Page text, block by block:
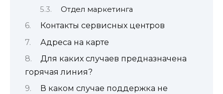
Отдел маркетинга
Контакты сервисных центров
Адреса на карте
Для каких случаев предназначена
горячая линия?
В каком случае поддержка не